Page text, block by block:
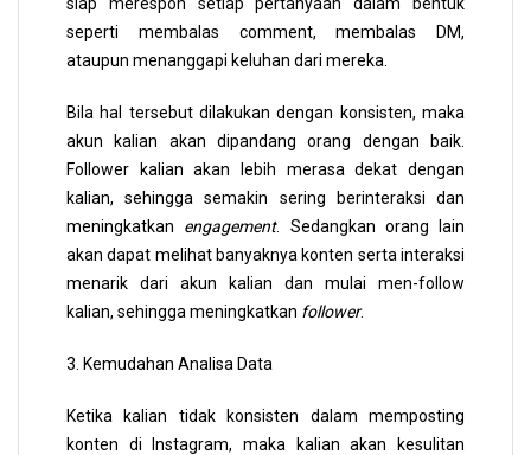
seperti membalas comment, membalas DM,
ataupun menanggapi keluhan dari mereka.
Bila hal tersebut dilakukan dengan konsisten, maka
akun kalian akan dipandang orang dengan baik.
Follower kalian akan lebih merasa dekat dengan
kalian, sehingga semakin sering berinteraksi dan
meningkatkan engagement. Sedangkan orang lain
akan dapat melihat banyaknya konten serta interaksi
menarik dari akun kalian dan mulai men-follow
kalian, sehingga meningkatkan follower.
3. Kemudahan Analisa Data
Ketika kalian tidak konsisten dalam memposting
konten di Instagram, maka kalian akan kesulitan